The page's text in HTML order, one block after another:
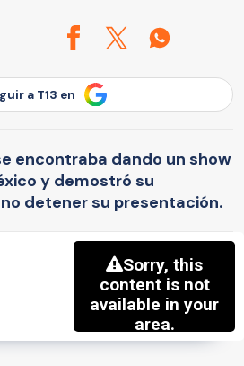
a T13 en
encontraba dando un show
y demostró su
detener su presentación.